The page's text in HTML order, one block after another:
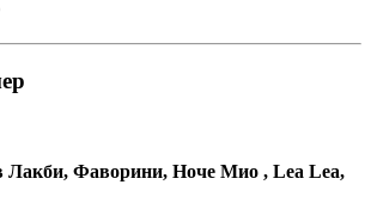
Лакби, Фаворини, Ноче Мио , Lea Lea,